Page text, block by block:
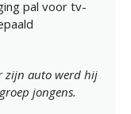
pal voor tv-
zijn auto werd hij
jongens.